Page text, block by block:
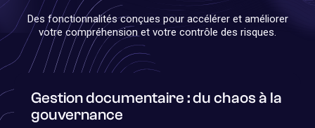
Des fonctionnalités conçues pour accélérer et améliorer
votre compréhension et votre contrôle des risques.
Gestion documentaire : du chaos à la
gouvernance